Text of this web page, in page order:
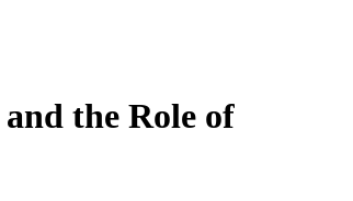
the Role of